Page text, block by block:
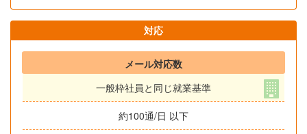
対応
メール対応数
一般枠社員と同じ就業基準
約100通/日 以下